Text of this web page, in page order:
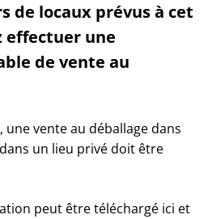
de locaux prévus à cet
effectuer une
de vente au
une vente au déballage dans
un lieu privé doit être
peut être téléchargé ici et